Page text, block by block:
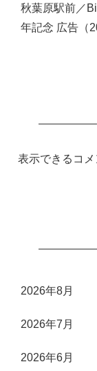
秋葉原駅前／
年記念 広告（
表示できるコメ
2026年8月
2026年7月
2026年6月